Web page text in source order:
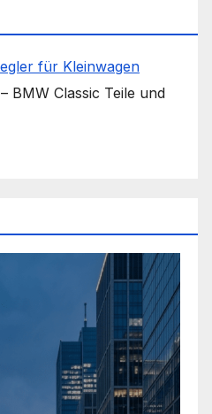
für Kleinwagen
– BMW Classic Teile und